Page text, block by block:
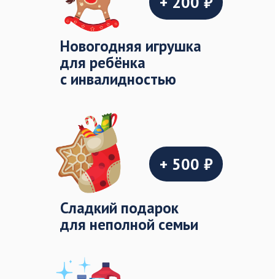
Новогодняя игрушка
для ребёнка
с инвалидностью
Cладкий подарок
для неполной семьи
+ 500 ₽